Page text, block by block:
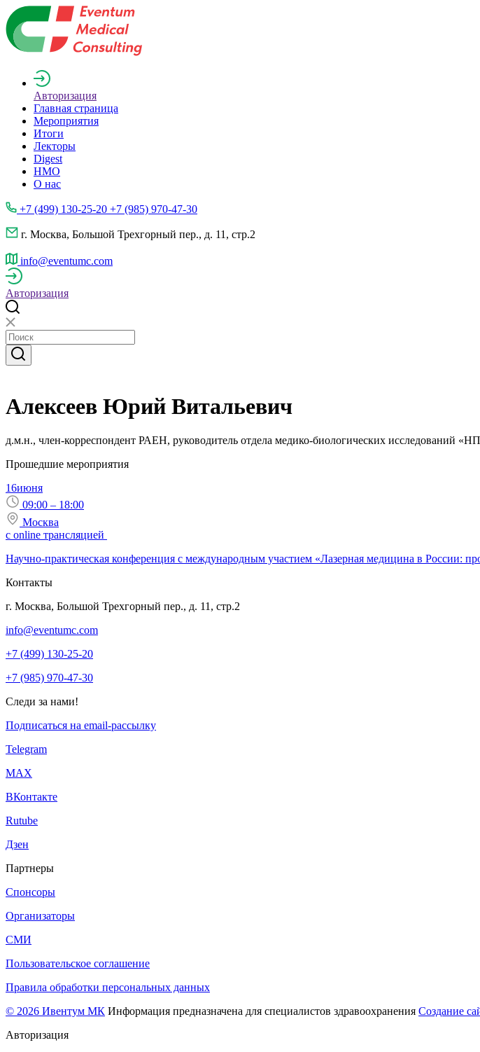
Авторизация
Главная страница
Мероприятия
Итоги
Лекторы
Digest
НМО
О нас
+7 (499) 130-25-20 +7 (985) 970-47-30
г. Москва, Большой Трехгорный пер., д. 11, стр.2
info@eventumc.com
Авторизация
Алексеев Юрий Витальевич
д.м.н., член-корреспондент РАЕН, руководитель отдела медико-биологических
Прошедшие мероприятия
16июня
09:00 – 18:00
Москва
с online трансляцией
Научно-практическая конференция с международным участием «Лазерная медицина в России:
Контакты
г. Москва, Большой Трехгорный пер., д. 11, стр.2
info@eventumc.com
+7 (499) 130-25-20
+7 (985) 970-47-30
Следи за нами!
Подписаться на email-рассылку
Telegram
МАХ
ВКонтакте
Rutube
Дзен
Партнеры
Спонсоры
Организаторы
СМИ
Пользовательское соглашение
Правила обработки персональных данных
© 2026 Ивентум МК Информация предназначена для специалистов здравоохранения Создание
Авторизация